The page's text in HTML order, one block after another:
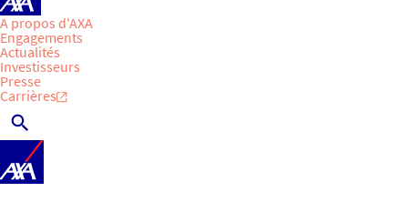
A propos d'AXA
Engagements
Actualités
Investisseurs
Presse
Carrières